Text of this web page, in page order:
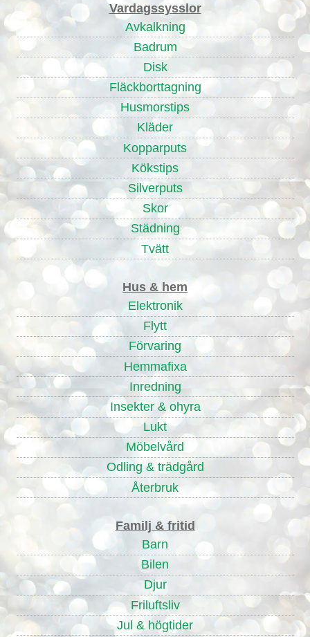
Vardagssysslor
Avkalkning
Badrum
Disk
Fläckborttagning
Husmorstips
Kläder
Kopparputs
Kökstips
Silverputs
Skor
Städning
Tvätt
Hus & hem
Elektronik
Flytt
Förvaring
Hemmafixa
Inredning
Insekter & ohyra
Lukt
Möbelvård
Odling & trädgård
Återbruk
Familj & fritid
Barn
Bilen
Djur
Friluftsliv
Jul & högtider